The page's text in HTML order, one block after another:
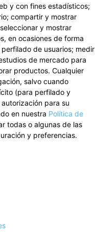
y con fines estadísticos;
compartir y mostrar
y mostrar
en ocasiones de forma
de usuarios; medir
de mercado para
productos. Cualquier
salvo cuando
(para perfilado y
para su
en nuestra Política de
todas o algunas de las
y preferencias.